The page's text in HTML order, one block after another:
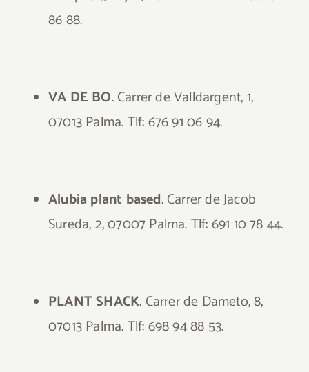
86 88.
VA DE BO. Carrer de Valldargent, 1,
07013 Palma. Tlf: 676 91 06 94.
Alubia plant based. Carrer de Jacob
Sureda, 2, 07007 Palma. Tlf: 691 10 78 44.
PLANT SHACK. Carrer de Dameto, 8,
07013 Palma. Tlf: 698 94 88 53.